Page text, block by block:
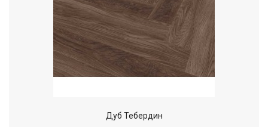
Дуб Тебердин